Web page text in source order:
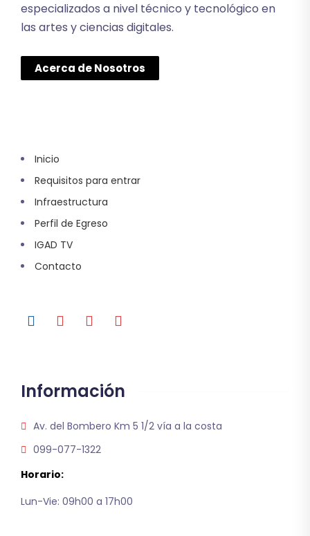
especializados a nivel técnico y tecnológico en
las artes y ciencias digitales.
Acerca de Nosotros
Inicio
Requisitos para entrar
Infraestructura
Perfil de Egreso
IGAD TV
Contacto
Información
Av. del Bombero Km 5 1/2 vía a la costa
099-077-1322
Horario:
Lun-Vie: 09h00 a 17h00